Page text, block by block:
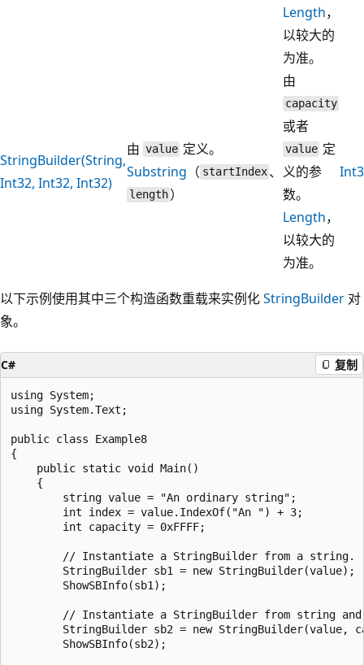
Length，
以较大的
为准。
StringBuilder(String,
Int32, Int32, Int32)
由 value 定义。
Substring （ startIndex 、
length ）
由
capacity
或者
value 定
义的参
数。
Length，
以较大的
为准。
以下示例使用其中三个构造函数重载来实例化StringBuilder 对
象。
C# 复制
using System;
using System.Text;
public class Example8
{
    public static void Main()
    {
        string value = "An ordinary string";
        int index = value.IndexOf("An ") + 3;
        int capacity = 0xFFFF;
        // Instantiate a StringBuilder from a string.
        StringBuilder sb1 = new StringBuilder(value);
        ShowSBInfo(sb1);
// Instantiate a StringBuilder from string
StringBuilder sb2 = new StringBuilder(value,
        ShowSBInfo(sb2);